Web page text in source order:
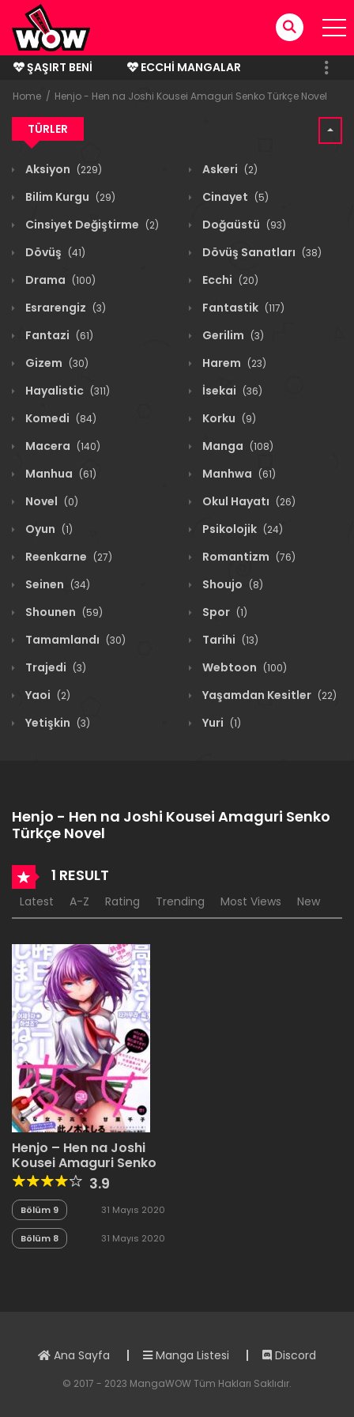
ŞAŞIRT BENI
ECCHI MANGALAR
BITMIŞ MANGALAR
Home Henjo - Hen na Joshi Kousei Amaguri Senko Türkçe Novel
TÜRLER
Aksiyon (229) Askeri (2)
Bilim Kurgu (29) Cinayet (5)
Cinsiyet Değiştirme (2) Doğaüstü (93)
Dövüş (41) Dövüş Sanatları (38)
Drama (100) Ecchi (20)
Esrarengiz (3) Fantastik (117)
Fantazi (61) Gerilim (3)
Gizem (30) Harem (23)
Hayalistic (311) İsekai (36)
Komedi (84) Korku (9)
Macera (140) Manga (108)
Manhua (61) Manhwa (61)
Novel (0) Okul Hayatı (26)
Oyun (1) Psikolojik (24)
Reenkarne (27) Romantizm (76)
Seinen (34) Shoujo (8)
Shounen (59) Spor (1)
Tamamlandı (30) Tarihi (13)
Trajedi (3) Webtoon (100)
Yaoi (2) Yaşamdan Kesitler (22)
Yetişkin (3) Yuri (1)
Henjo - Hen na Joshi Kousei Amaguri Senko
Türkçe Novel
1 RESULT
Latest A-Z Rating Trending Most Views New
Henjo – Hen na Joshi
Kousei Amaguri Senko
3.9
Bölüm 9 31 Mayıs 2020
Bölüm 8 31 Mayıs 2020
Ana Sayfa Manga Listesi Discord
© 2017 - 2023 MangaWOW Tüm Hakları Saklıdır.